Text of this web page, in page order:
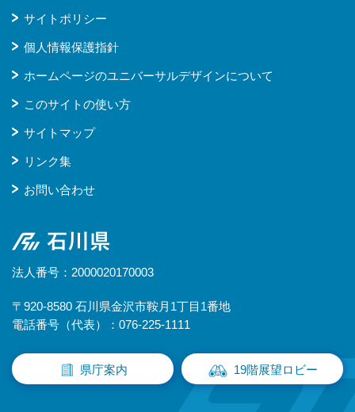
サイトポリシー
個人情報保護指針
ホームページのユニバーサルデザインについて
このサイトの使い方
サイトマップ
リンク集
お問い合わせ
石川県
法人番号：2000020170003
〒920-8580 石川県金沢市鞍月1丁目1番地
電話番号（代表）：076-225-1111
県庁案内 19階展望ロビー